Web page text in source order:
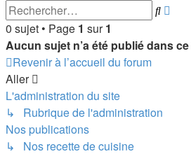
0 sujet • Page 1 sur1
Aucun sujet n’a été publié dans
Revenir à l’accueil du forum
Aller
L'administration du site
↳ Rubrique de l'administration
Nos publications
↳ Nos recette de cuisine